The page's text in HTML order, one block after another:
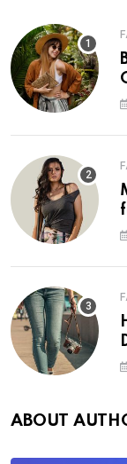
ABOUT